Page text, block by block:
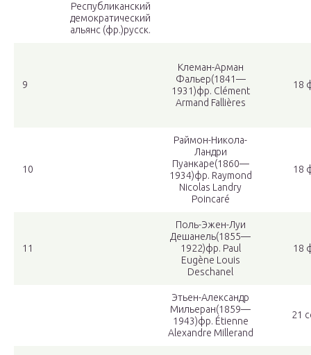
Республиканский
демократический
альянс (фр.)русск.
9
Клеман-Арман
Фальер(1841—
1931)фр. Clément
Armand Fallières
18
10
Раймон-Никола-
Ландри
Пуанкаре(1860—
1934)фр. Raymond
Nicolas Landry
Poincaré
18
11
Поль-Эжен-Луи
Дешанель(1855—
1922)фр. Paul
Eugène Louis
Deschanel
18
Этьен-Александр
Мильеран(1859—
1943)фр. Étienne
Alexandre Millerand
21